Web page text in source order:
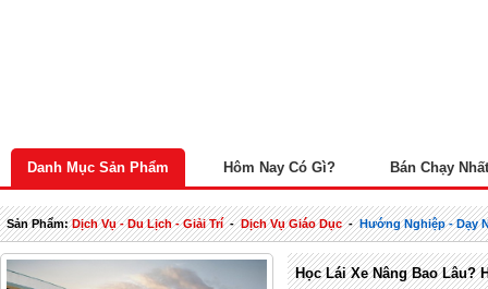
Danh Mục Sản Phẩm Hôm Nay Có Gì? Bán Chạy Nhất
Sản Phẩm:Dịch Vụ - Du Lịch - Giải Trí-Dịch Vụ Giáo Dục-Hướng Nghiệp - Dạy
Học Lái Xe Nâng Bao Lâu?